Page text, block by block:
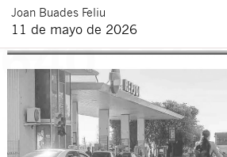
Joan Buades Feliu
11 de mayo de 2026